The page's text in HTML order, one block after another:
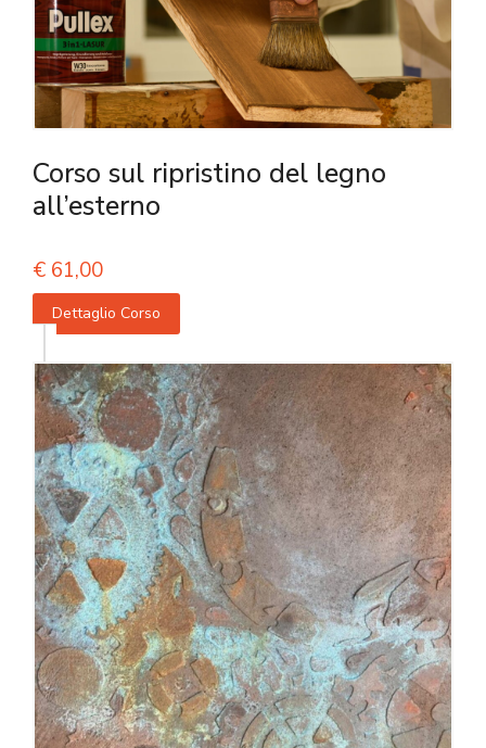
Corso sul ripristino del legno
all’esterno
€ 61,00
Dettaglio Corso